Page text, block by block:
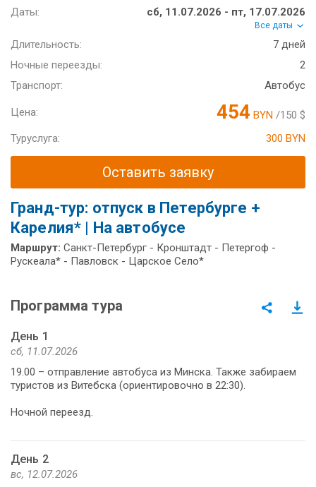
Даты:
сб, 11.07.2026 - пт, 17.07.2026
Все даты
Длительность:
7 дней
Ночные переезды:
2
Транспорт:
Автобус
Цена: 454 BYN /150 $
Туруслуга:
300 BYN
Оставить заявку
Гранд-тур: отпуск в Петербурге +
Карелия* | На автобусе
Маршрут: Санкт-Петербург - Кронштадт - Петергоф -
Рускеала* - Павловск - Царское Село*
Программа тура
День 1
сб, 11.07.2026
19.00 – отправление автобуса из Минска. Также забираем
туристов из Витебска (ориентировочно в 22:30).
Ночной переезд.
День 2
вс, 12.07.2026